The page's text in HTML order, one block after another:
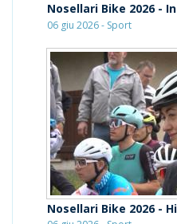
Nosellari Bike 2026 -
06 giu 2026 - Sport
Nosellari Bike 2026 -